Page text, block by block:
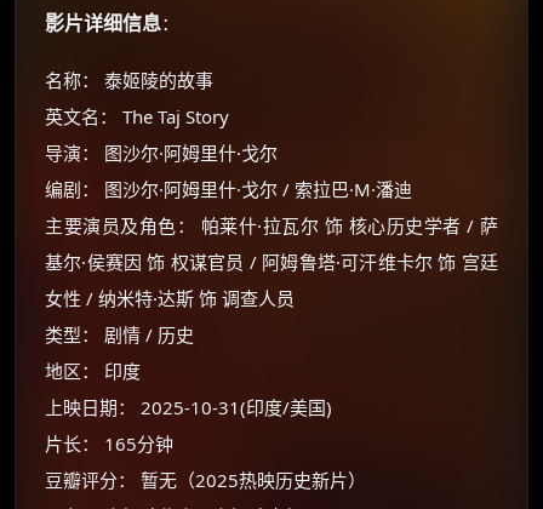
影片详细信息：
名称： 泰姬陵的故事
英文名： The Taj Story
导演： 图沙尔·阿姆里什·戈尔
编剧： 图沙尔·阿姆里什·戈尔 / 索拉巴·M·潘迪
主要演员及角色： 帕莱什·拉瓦尔 饰 核心历史学者 / 萨
基尔·侯赛因 饰 权谋官员 / 阿姆鲁塔·可汗维卡尔 饰 宫廷
女性 / 纳米特·达斯 饰 调查人员
类型： 剧情 / 历史
地区： 印度
上映日期： 2025-10-31(印度/美国)
片长： 165分钟
豆瓣评分： 暂无（2025热映历史新片）